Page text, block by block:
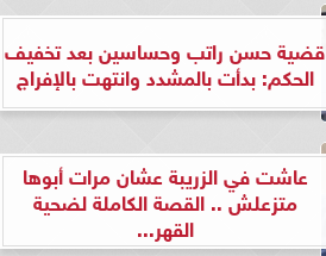
قضية حسن راتب وحساسين بعد تخفيف
الحكم: بدأت بالمشدد وانتهت بالإفراج
عاشت في الزريبة عشان مرات أبوها
متزعلش .. القصة الكاملة لضحية
القهر...